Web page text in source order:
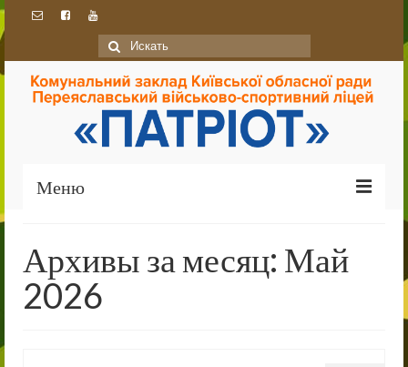
Искать:
Меню
Про ліцей
Ліцей сьогодні
Архивы за месяц: Май
2026